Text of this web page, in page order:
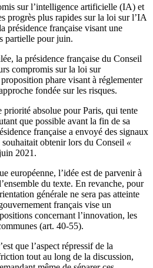
sur l’intelligence artificielle (IA) et
progrès plus rapides sur la loi sur l’IA
présidence française visant une
partielle pour juin.
la présidence française du Conseil
compromis sur la loi sur
phare visant à réglementer
fondée sur les risques.
priorité absolue pour Paris, qui tente
que possible avant la fin de sa
française a envoyé des signaux
obtenir lors du Conseil «
2021.
européenne, l’idée est de parvenir à
du texte. En revanche, pour
générale ne sera pas atteinte
français vise un
concernant l’innovation, les
(art. 40-55).
que l’aspect répressif de la
tout au long de la discussion,